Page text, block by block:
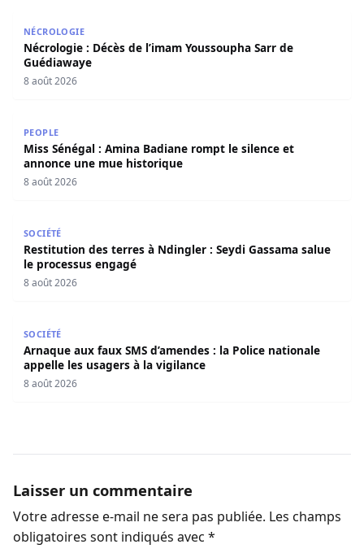
NÉCROLOGIE
Nécrologie : Décès de l’imam Youssoupha Sarr de
Guédiawaye
8 août 2026
PEOPLE
Miss Sénégal : Amina Badiane rompt le silence et
annonce une mue historique
8 août 2026
SOCIÉTÉ
Restitution des terres à Ndingler : Seydi Gassama salue
le processus engagé
8 août 2026
SOCIÉTÉ
Arnaque aux faux SMS d’amendes : la Police nationale
appelle les usagers à la vigilance
8 août 2026
Laisser un commentaire
Votre adresse e-mail ne sera pas publiée. Les champs
obligatoires sont indiqués avec *